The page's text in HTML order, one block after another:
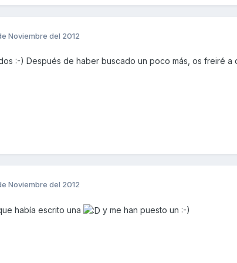
Noviembre del 2012
:-) Después de haber buscado un poco más, os freiré a
Noviembre del 2012
había escrito una y me han puesto un :-)